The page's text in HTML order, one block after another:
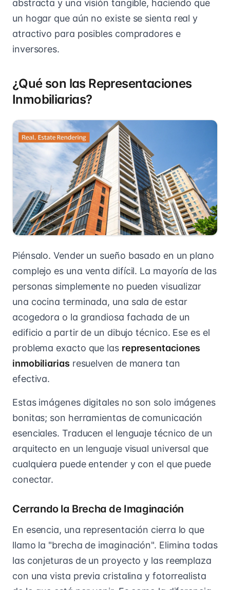
abstracta y una visión tangible, haciendo que
un hogar que aún no existe se sienta real y
atractivo para posibles compradores e
inversores.
¿Qué son las Representaciones
Inmobiliarias?
Piénsalo. Vender un sueño basado en un plano
complejo es una venta difícil. La mayoría de las
personas simplemente no pueden visualizar
una cocina terminada, una sala de estar
acogedora o la grandiosa fachada de un
edificio a partir de un dibujo técnico. Ese es el
problema exacto que las representaciones
inmobiliarias resuelven de manera tan
efectiva.
Estas imágenes digitales no son solo imágenes
bonitas; son herramientas de comunicación
esenciales. Traducen el lenguaje técnico de un
arquitecto en un lenguaje visual universal que
cualquiera puede entender y con el que puede
conectar.
Cerrando la Brecha de Imaginación
En esencia, una representación cierra lo que
llamo la "brecha de imaginación". Elimina todas
las conjeturas de un proyecto y las reemplaza
con una vista previa cristalina y fotorrealista